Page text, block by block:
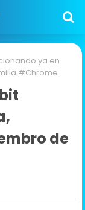
ya en
#Chrome
de